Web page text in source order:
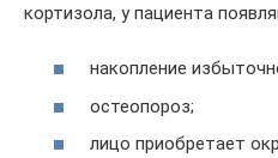
кортизола, у пациента
накопление
остеопороз;
лицо приобретает